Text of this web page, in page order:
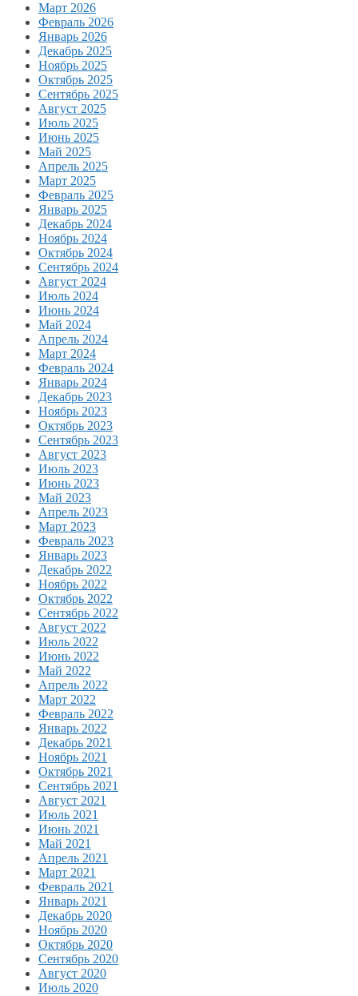
Март 2026
Февраль 2026
Январь 2026
Декабрь 2025
Ноябрь 2025
Октябрь 2025
Сентябрь 2025
Август 2025
Июль 2025
Июнь 2025
Май 2025
Апрель 2025
Март 2025
Февраль 2025
Январь 2025
Декабрь 2024
Ноябрь 2024
Октябрь 2024
Сентябрь 2024
Август 2024
Июль 2024
Июнь 2024
Май 2024
Апрель 2024
Март 2024
Февраль 2024
Январь 2024
Декабрь 2023
Ноябрь 2023
Октябрь 2023
Сентябрь 2023
Август 2023
Июль 2023
Июнь 2023
Май 2023
Апрель 2023
Март 2023
Февраль 2023
Январь 2023
Декабрь 2022
Ноябрь 2022
Октябрь 2022
Сентябрь 2022
Август 2022
Июль 2022
Июнь 2022
Май 2022
Апрель 2022
Март 2022
Февраль 2022
Январь 2022
Декабрь 2021
Ноябрь 2021
Октябрь 2021
Сентябрь 2021
Август 2021
Июль 2021
Июнь 2021
Май 2021
Апрель 2021
Март 2021
Февраль 2021
Январь 2021
Декабрь 2020
Ноябрь 2020
Октябрь 2020
Сентябрь 2020
Август 2020
Июль 2020